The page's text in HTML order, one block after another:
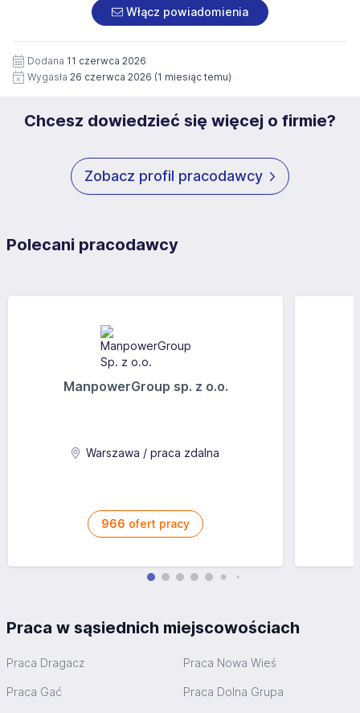
pod numerem 33 816 64 09 lub pisemnie na adres
siedziby administratora.
https://www.workprofit.pl/klauzula-informacyjna.html
załączonych dokumentach aplikacyjnych (w tym
wizerunku), na potrzeby przyszłych rekrutacji przez okres
12 miesięcy. Zgoda jest dobrowolna i może być w każdym
czasie wycofana.
Włącz powiadomienia
Dodana 11 czerwca 2026
Wygasła 26 czerwca 2026 (1 miesiąc temu)
Chcesz dowiedzieć się więcej o firmie?
Zobacz profil pracodawcy
Polecani pracodawcy
ManpowerGroup sp. z o.o.
Warszawa / praca zdalna
966 ofert pracy
Praca w sąsiednich miejscowościach
Praca Dragacz Praca Nowa Wieś
Praca Gać Praca Dolna Grupa